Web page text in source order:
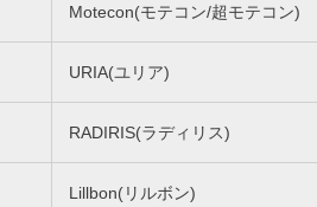
Motecon(モテコン/超モテコン)
URIA(ユリア)
RADIRIS(ラディリス)
Lillbon(リルボン)